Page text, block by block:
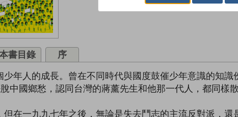
書目錄 序
年人的成長。曾在不同時代與國度鼓催少年意識的知
中國鄉愁，認同台灣的蔣薰先生和他那一代人，都同樣
在一九九七年之後，無論是失去鬥志的主流反對派，